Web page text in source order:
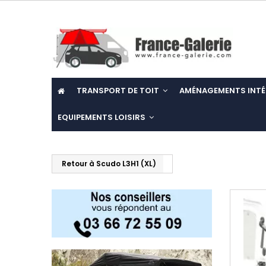
TRANSPORT DE TOIT AMÉNAGEMENTS
EQUIPEMENTS LOISIRS
Retour à Scudo L3H1 (XL)